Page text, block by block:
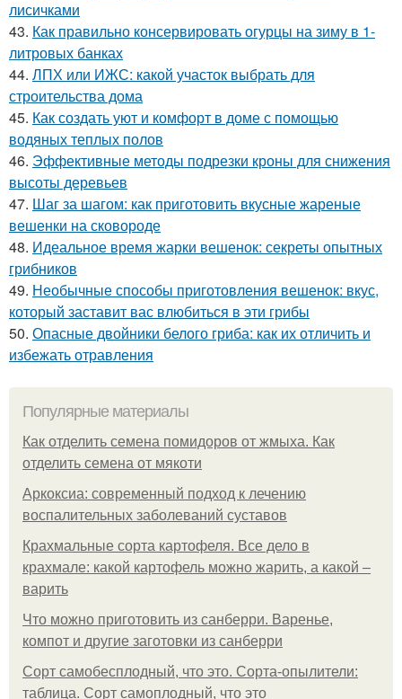
лисичками
43. Как правильно консервировать огурцы на зиму в 1-
литровых банках
44. ЛПХ или ИЖС: какой участок выбрать для
строительства дома
45. Как создать уют и комфорт в доме с помощью
водяных теплых полов
46. Эффективные методы подрезки кроны для снижения
высоты деревьев
47. Шаг за шагом: как приготовить вкусные жареные
вешенки на сковороде
48. Идеальное время жарки вешенок: секреты опытных
грибников
49. Необычные способы приготовления вешенок: вкус,
который заставит вас влюбиться в эти грибы
50. Опасные двойники белого гриба: как их отличить и
избежать отравления
Популярные материалы
Как отделить семена помидоров от жмыха. Как
отделить семена от мякоти
Аркоксиа: современный подход к лечению
воспалительных заболеваний суставов
Крахмальные сорта картофеля. Все дело в
крахмале: какой картофель можно жарить, а какой –
варить
Что можно приготовить из санберри. Варенье,
компот и другие заготовки из санберри
Сорт самобесплодный, что это. Сорта-опылители:
таблица. Сорт самоплодный, что это